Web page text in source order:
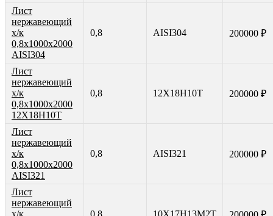
Лист
нержавеющий
х/к
0,8х1000х2000
AISI304
0,8 AISI304 200000 ₽
Лист
нержавеющий
х/к
0,8х1000х2000
12Х18Н10Т
0,8 12Х18Н10Т 200000 ₽
Лист
нержавеющий
х/к
0,8х1000х2000
AISI321
0,8 AISI321 200000 ₽
Лист
нержавеющий
х/к
0,8 10Х17Н13М2Т